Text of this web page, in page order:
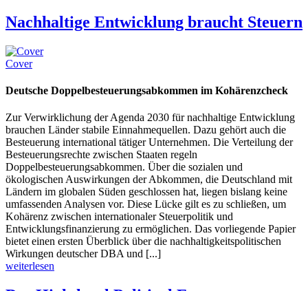
Nachhaltige Entwicklung braucht Steuern
Cover
Deutsche Doppelbesteuerungsabkommen im Kohärenzcheck
Zur Verwirklichung der Agenda 2030 für nachhaltige Entwicklung
brauchen Länder stabile Einnahmequellen. Dazu gehört auch die
Besteuerung international tätiger Unternehmen. Die Verteilung der
Besteuerungsrechte zwischen Staaten regeln
Doppelbesteuerungsabkommen. Über die sozialen und
ökologischen Auswirkungen der Abkommen, die Deutschland mit
Ländern im globalen Süden geschlossen hat, liegen bislang keine
umfassenden Analysen vor. Diese Lücke gilt es zu schließen, um
Kohärenz zwischen internationaler Steuerpolitik und
Entwicklungsfinanzierung zu ermöglichen. Das vorliegende Papier
bietet einen ersten Überblick über die nachhaltigkeitspolitischen
Wirkungen deutscher DBA und [...]
weiterlesen